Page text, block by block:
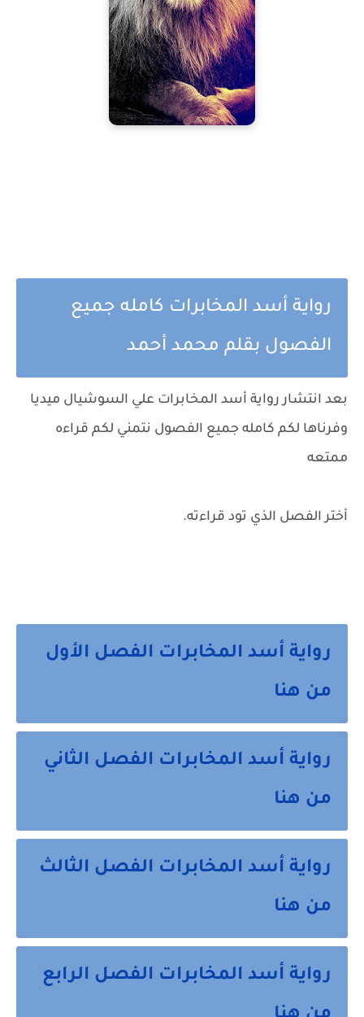
رواية أسد المخابرات كامله جميع
الفصول بقلم محمد أحمد
بعد انتشار رواية أسد المخابرات علي السوشيال ميديا
وفرناها لكم كامله جميع الفصول نتمني لكم قراءه
ممتعه
أختر الفصل الذي تود قراءته.
رواية أسد المخابرات الفصل الأول
من هنا
رواية أسد المخابرات الفصل الثاني
من هنا
رواية أسد المخابرات الفصل الثالث
من هنا
رواية أسد المخابرات الفصل الرابع